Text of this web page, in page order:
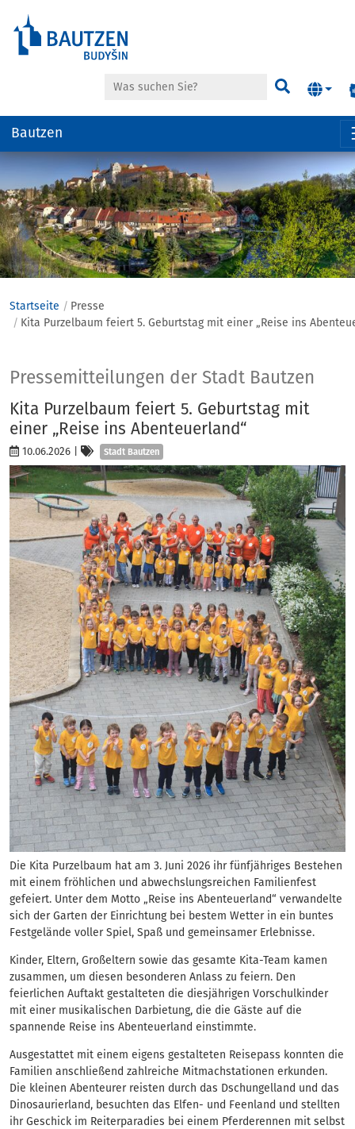
der
anspringen
Suche Suchen
Bautzen
Startseite
Presse
Kita Purzelbaum feiert 5. Geburtstag mit einer „Reise ins
Presse
Pressemitteilungen der Stadt Bautzen
Kita Purzelbaum feiert 5. Geburtstag mit
einer „Reise ins Abenteuerland“
10.06.2026 Kategorien
Stadt Bautzen
Die Kita Purzelbaum hat am 3. Juni 2026 ihr fünfjähriges Bestehen
mit einem fröhlichen und abwechslungsreichen Familienfest
gefeiert. Unter dem Motto „Reise ins Abenteuerland“ verwandelte
sich der Garten der Einrichtung bei bestem Wetter in ein buntes
Festgelände voller Spiel, Spaß und gemeinsamer Erlebnisse.
Kinder, Eltern, Großeltern sowie das gesamte Kita-Team kamen
zusammen, um diesen besonderen Anlass zu feiern. Den
feierlichen Auftakt gestalteten die diesjährigen Vorschulkinder
mit einer musikalischen Darbietung, die die Gäste auf die
spannende Reise ins Abenteuerland einstimmte.
Ausgestattet mit einem eigens gestalteten Reisepass konnten die
Familien anschließend zahlreiche Mitmachstationen erkunden.
Die kleinen Abenteurer reisten durch das Dschungelland und das
Dinosaurierland, besuchten das Elfen- und Feenland und stellten
ihr Geschick im Reiterparadies bei einem Pferderennen mit selbst